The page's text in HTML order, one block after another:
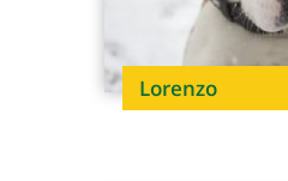
Lorenzo